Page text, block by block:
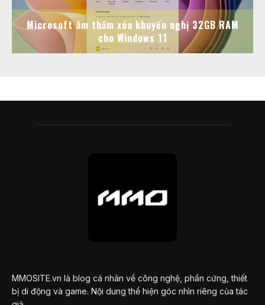
Microsoft âm thầm xóa khuyến nghị 32GB RAM
cho Windows 11
MMOSITE.vn là blog cá nhân về công nghệ, phần cứng, thiết
bị di động và game. Nội dung thể hiện góc nhìn riêng của tác